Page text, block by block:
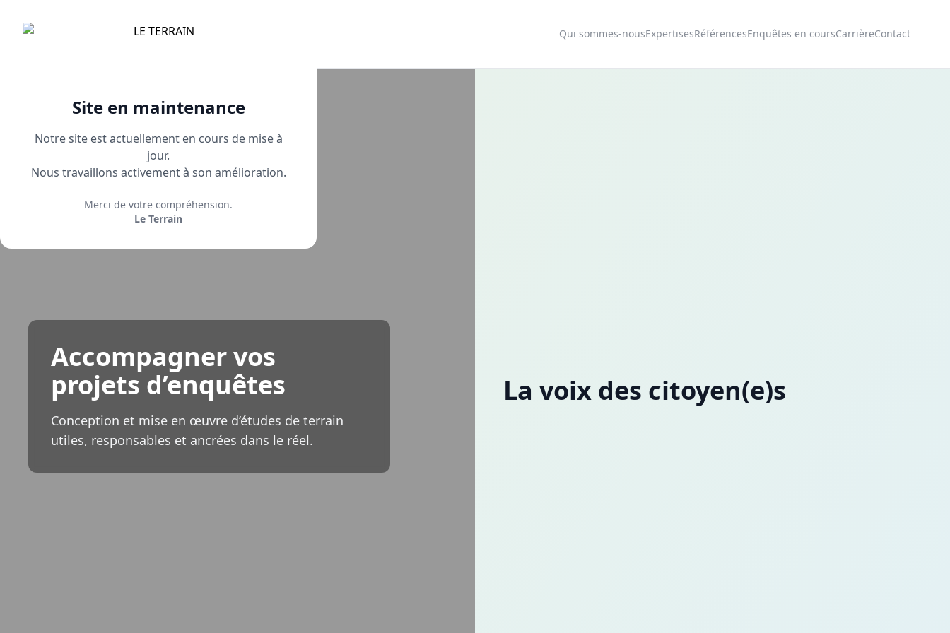
Site en maintenance
Notre site est actuellement en cours de mise à
jour.
Nous travaillons activement à son amélioration.
Merci de votre compréhension.
Le Terrain
Qui sommes-nousExpertisesRéférencesEnquêtes en coursCarrièreContact
Accompagner vos
projets d’enquêtes
Conception et mise en œuvre d’études de terrain
utiles, responsables et ancrées dans le réel.
La voix des citoyen(e)s